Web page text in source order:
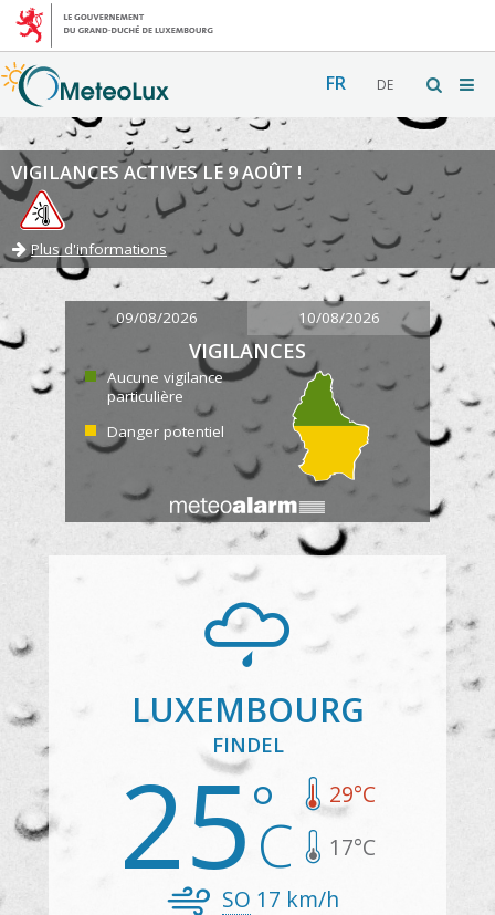
FR DE
VIGILANCES ACTIVES LE 9 AOÛT !
Plus d'informations
09/08/2026 10/08/2026
VIGILANCES
Aucune vigilance
particulière
Danger potentiel
LUXEMBOURG
FINDEL
25 29°C
17°C
SO 17 km/h